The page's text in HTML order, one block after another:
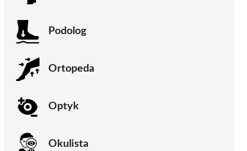
Podolog
Ortopeda
Optyk
Okulista